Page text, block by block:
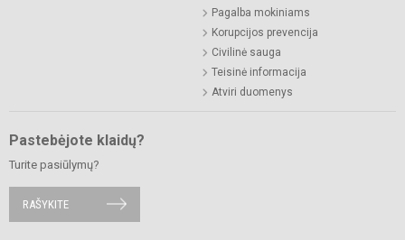
Pagalba mokiniams
Korupcijos prevencija
Civilinė sauga
Teisinė informacija
Atviri duomenys
Pastebėjote klaidų?
Turite pasiūlymų?
RAŠYKITE